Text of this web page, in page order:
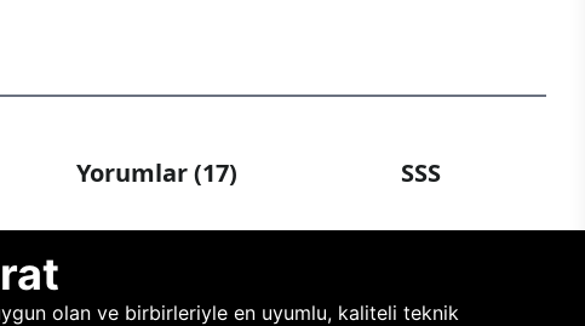
Yorumlar (17) SSS
olan ve birbirleriyle en uyumlu, kaliteli teknik